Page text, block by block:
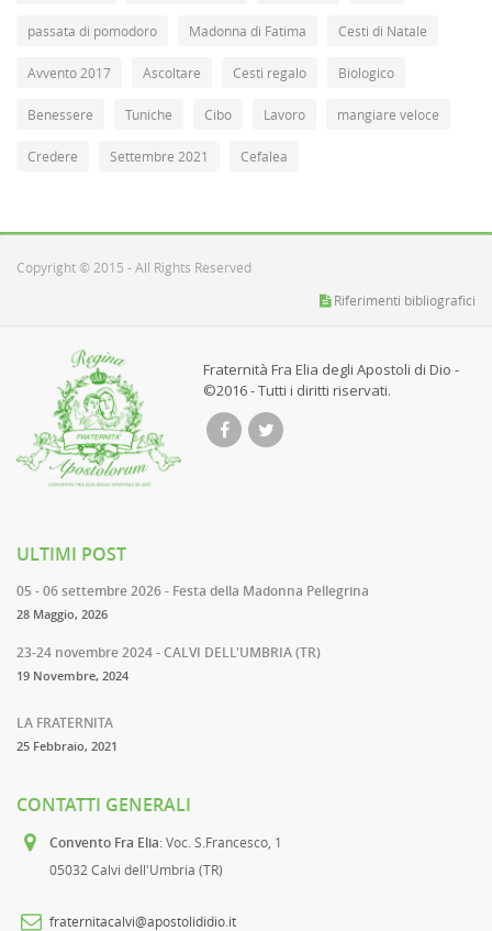
passata di pomodoro Madonna di Fatima Cesti di Natale
Avvento 2017 Ascoltare Cesti regalo Biologico
Benessere Tuniche Cibo Lavoro mangiare veloce
Credere Settembre 2021 Cefalea
Copyright © 2015 - All Rights Reserved
Riferimenti bibliografici
Fraternità Fra Elia degli Apostoli di Dio -
©2016 - Tutti i diritti riservati.
ULTIMI POST
05 - 06 settembre 2026 - Festa della Madonna Pellegrina
28 Maggio, 2026
23-24 novembre 2024 - CALVI DELL'UMBRIA (TR)
19 Novembre, 2024
LA FRATERNITA
25 Febbraio, 2021
CONTATTI GENERALI
Convento Fra Elia: Voc. S.Francesco, 1
05032 Calvi dell'Umbria (TR)
fraternitacalvi@apostolididio.it